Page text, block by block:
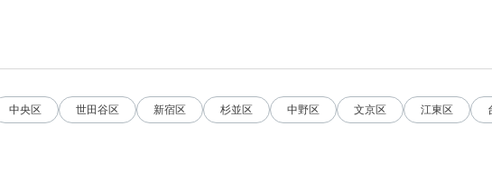
中央区 世田谷区 新宿区 杉並区 中野区 文京区 江東区